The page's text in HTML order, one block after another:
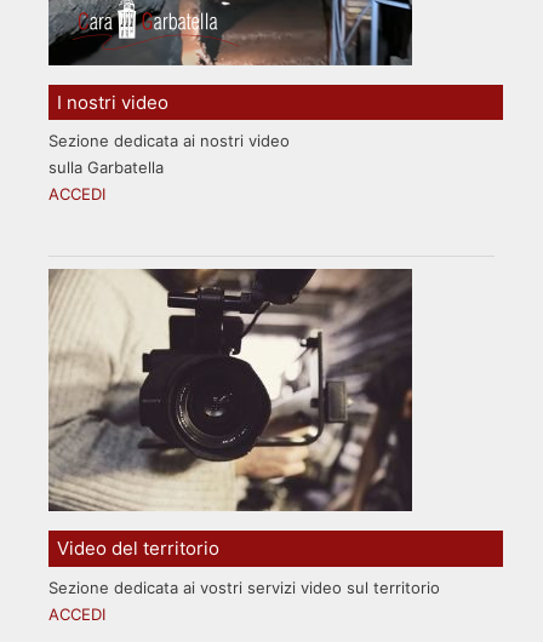
I nostri video
Sezione dedicata ai nostri video
sulla Garbatella
ACCEDI
Video del territorio
Sezione dedicata ai vostri servizi video sul territorio
ACCEDI